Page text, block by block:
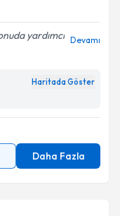
yardımcı Devamı
Haritada Göster
Daha Fazla